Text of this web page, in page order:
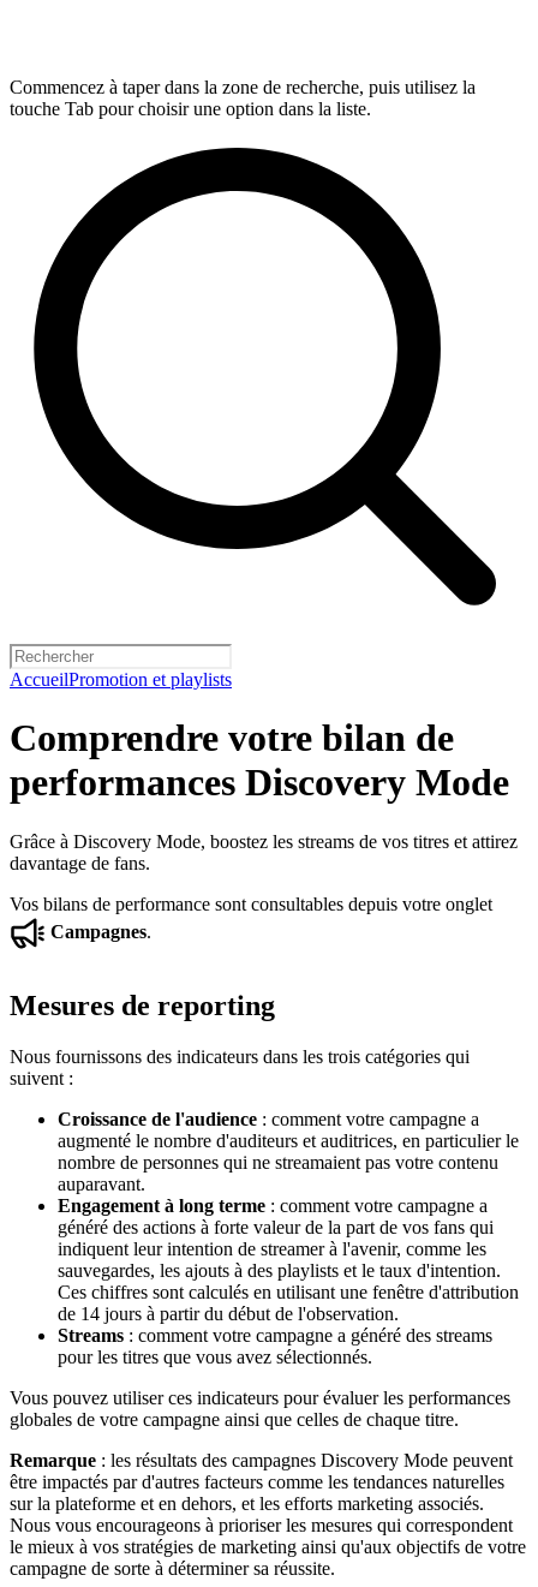
Commencez à taper dans la zone de recherche, puis utilisez la
touche Tab pour choisir une option dans la liste.
AccueilPromotion et playlists
Comprendre votre bilan de
performances Discovery Mode
Grâce à Discovery Mode, boostez les streams de vos titres et attirez
davantage de fans.
Vos bilans de performance sont consultables depuis votre onglet
Campagnes.
Mesures de reporting
Nous fournissons des indicateurs dans les trois catégories qui
suivent :
Croissance de l'audience : comment votre campagne a
augmenté le nombre d'auditeurs et auditrices, en particulier le
nombre de personnes qui ne streamaient pas votre contenu
auparavant.
Engagement à long terme : comment votre campagne a
généré des actions à forte valeur de la part de vos fans qui
indiquent leur intention de streamer à l'avenir, comme les
sauvegardes, les ajouts à des playlists et le taux d'intention.
Ces chiffres sont calculés en utilisant une fenêtre d'attribution
de 14 jours à partir du début de l'observation.
Streams : comment votre campagne a généré des streams
pour les titres que vous avez sélectionnés.
Vous pouvez utiliser ces indicateurs pour évaluer les performances
globales de votre campagne ainsi que celles de chaque titre.
Remarque : les résultats des campagnes Discovery Mode peuvent
être impactés par d'autres facteurs comme les tendances naturelles
sur la plateforme et en dehors, et les efforts marketing associés.
Nous vous encourageons à prioriser les mesures qui correspondent
le mieux à vos stratégies de marketing ainsi qu'aux objectifs de votre
campagne de sorte à déterminer sa réussite.